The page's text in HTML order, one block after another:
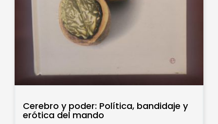
Cerebro y poder: Política, bandidaje y
erótica del mando